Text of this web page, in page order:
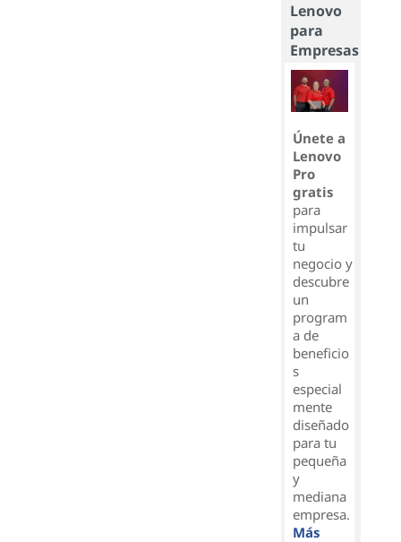
Lenovo
para
Empresas
Únete a
Lenovo
Pro
gratis
para
impulsar
tu
negocio y
descubre
un
program
a de
beneficio
s
especial
mente
diseñado
para tu
pequeña
y
mediana
empresa.
Más